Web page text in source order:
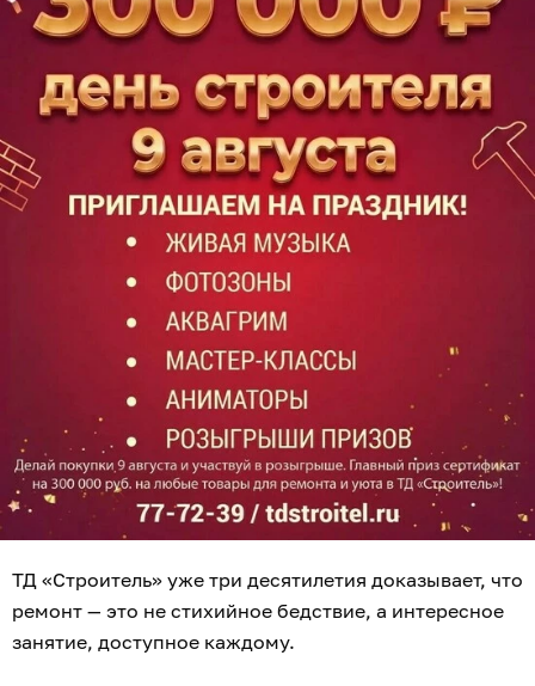
ТД «Строитель» уже три десятилетия доказывает, что
ремонт — это не стихийное бедствие, а интересное
занятие, доступное каждому.